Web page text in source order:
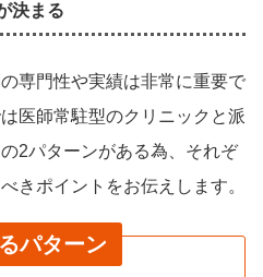
決まる
専門性や実績は非常に重要で
医師常駐型のクリニックと派
2パターンがある為、それぞ
きポイントをお伝えします。
パターン